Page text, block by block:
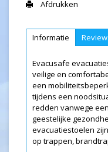
Afdrukken
Informatie
Evacusafe
veilige en
een
tijdens een
redden vanwege
geestelijke
evacuatiestoelen
op trappen,